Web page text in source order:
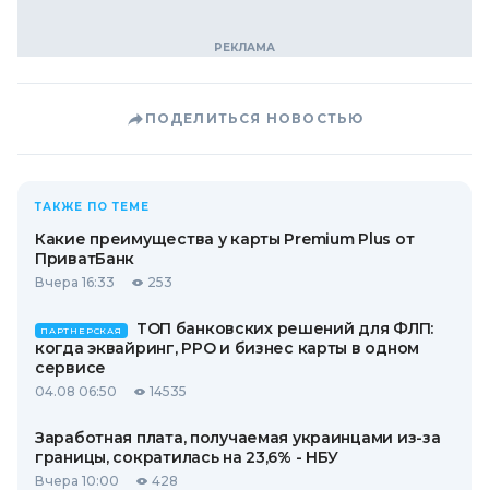
ПОДЕЛИТЬСЯ НОВОСТЬЮ
ТАКЖЕ ПО ТЕМЕ
Какие преимущества у карты Premium Plus от
ПриватБанк
Вчера 16:33 253
ПАРТНЕРСКАЯ
ТОП банковских решений для ФЛП:
когда эквайринг, РРО и бизнес карты в одном
сервисе
04.08 06:50 14535
Заработная плата, получаемая украинцами из-за
границы, сократилась на 23,6% - НБУ
Вчера 10:00 428